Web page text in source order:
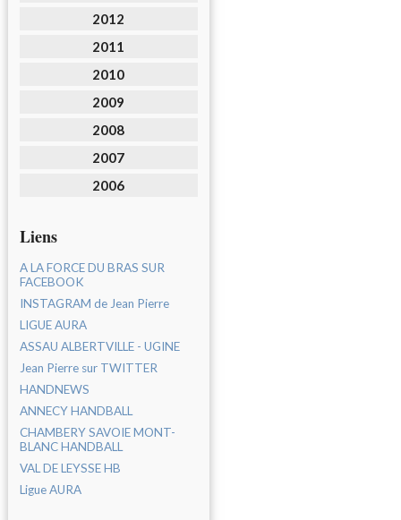
2012
2011
2010
2009
2008
2007
2006
Liens
A LA FORCE DU BRAS SUR
FACEBOOK
INSTAGRAM de Jean Pierre
LIGUE AURA
ASSAU ALBERTVILLE - UGINE
Jean Pierre sur TWITTER
HANDNEWS
ANNECY HANDBALL
CHAMBERY SAVOIE MONT-
BLANC HANDBALL
VAL DE LEYSSE HB
Ligue AURA